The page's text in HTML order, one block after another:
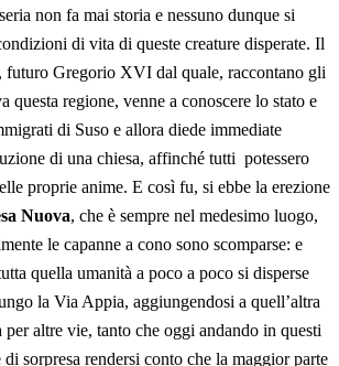
non fa mai storia e nessuno dunque si
di vita di queste creature disperate. Il
futuro Gregorio XVI dal quale, raccontano gli
questa regione, venne a conoscere lo stato e
di Suso e allora diede immediate
di una chiesa, affinché tutti potessero
proprie anime. E così fu, si ebbe la erezione
Nuova, che è sempre nel medesimo luogo,
le capanne a cono sono scomparse: e
quella umanità a poco a poco si disperse
la Via Appia, aggiungendosi a quell’altra
per altre vie, tanto che oggi andando in questi
sorpresa rendersi conto che la maggior parte